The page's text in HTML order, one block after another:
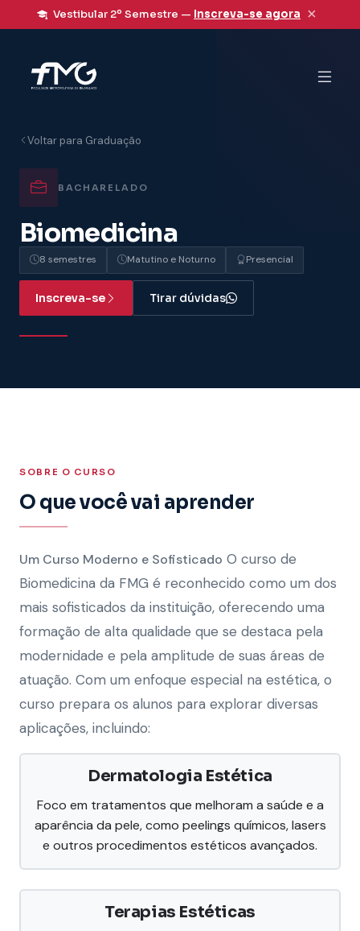
Vestibular 2º Semestre — Inscreva-se agora ×
Voltar para Graduação
BACHARELADO
Biomedicina
8 semestres Matutino e Noturno Presencial
Inscreva-se Tirar dúvidas
SOBRE O CURSO
O que você vai aprender
Um Curso Moderno e Sofisticado O curso de
Biomedicina da FMG é reconhecido como um dos
mais sofisticados da instituição, oferecendo uma
formação de alta qualidade que se destaca pela
modernidade e pela amplitude de suas áreas de
atuação. Com um enfoque especial na estética, o
curso prepara os alunos para explorar diversas
aplicações, incluindo:
Dermatologia Estética
Foco em tratamentos que melhoram a saúde e a
aparência da pele, como peelings químicos, lasers
e outros procedimentos estéticos avançados.
Terapias Estéticas